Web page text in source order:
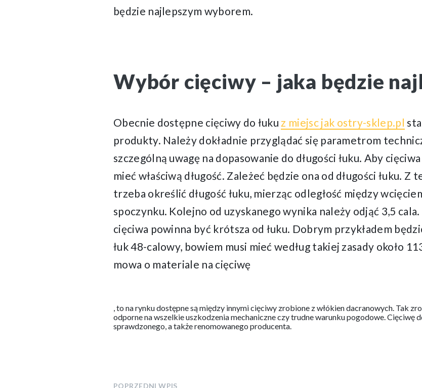
będzie najlepszym wyborem.
Wybór cięciwy – jaka będzie
Obecnie dostępne cięciwy do łuku z miejsc jak ostry-sklep.pl
produkty. Należy dokładnie przyglądać się parametrom
szczególną uwagę na dopasowanie do długości łuku. Aby
mieć właściwą długość. Zależeć będzie ona od długości łuku. Z
trzeba określić długość łuku, mierząc odległość między
spoczynku. Kolejno od uzyskanego wynika należy odjąć 3,5
cięciwa powinna być krótsza od łuku. Dobrym przykładem
łuk 48-calowy, bowiem musi mieć według takiej zasady około
mowa o materiale na cięciwę
Ethiopia,
for
policy,
, to na rynku dostępne są między innymi cięciwy zrobione z włókien dacranowych. Tak
odporne na wszelkie uszkodzenia mechaniczne czy trudne warunku pogodowe. Cięciwę
sprawdzonego, a także renomowanego producenta.
POPRZEDNI WPIS